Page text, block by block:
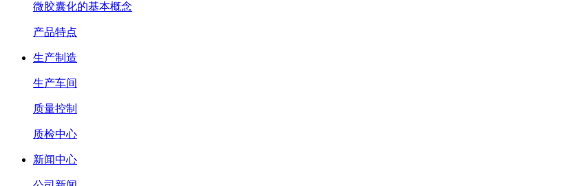
微胶囊化的基本概念
产品特点
生产制造
生产车间
质量控制
质检中心
新闻中心